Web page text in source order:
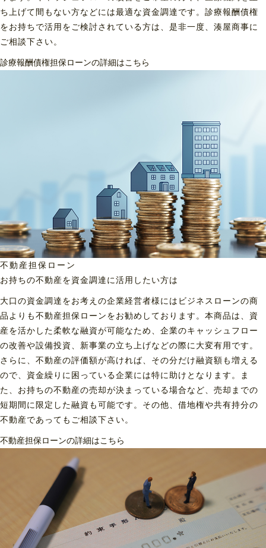
ち上げて間もない方などには最適な資金調達です。診療報酬債権
をお持ちで活用をご検討されている方は、是非一度、湊屋商事に
ご相談下さい。
診療報酬債権担保ローンの詳細はこちら
不動産担保ローン
お持ちの不動産を資金調達に活用したい方は
大口の資金調達をお考えの企業経営者様にはビジネスローンの商
品よりも不動産担保ローンをお勧めしております。本商品は、資
産を活かした柔軟な融資が可能なため、企業のキャッシュフロー
の改善や設備投資、新事業の立ち上げなどの際に大変有用です。
さらに、不動産の評価額が高ければ、その分だけ融資額も増える
ので、資金繰りに困っている企業には特に助けとなります。ま
た、お持ちの不動産の売却が決まっている場合など、売却までの
短期間に限定した融資も可能です。その他、借地権や共有持分の
不動産であってもご相談下さい。
不動産担保ローンの詳細はこちら